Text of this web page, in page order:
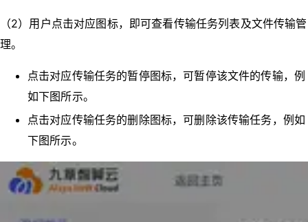
（2）用户点击对应图标，即可查看传输任务列表及文件传输管
理。
点击对应传输任务的暂停图标，可暂停该文件的传输，例
如下图所示。
点击对应传输任务的删除图标，可删除该传输任务，例如
下图所示。